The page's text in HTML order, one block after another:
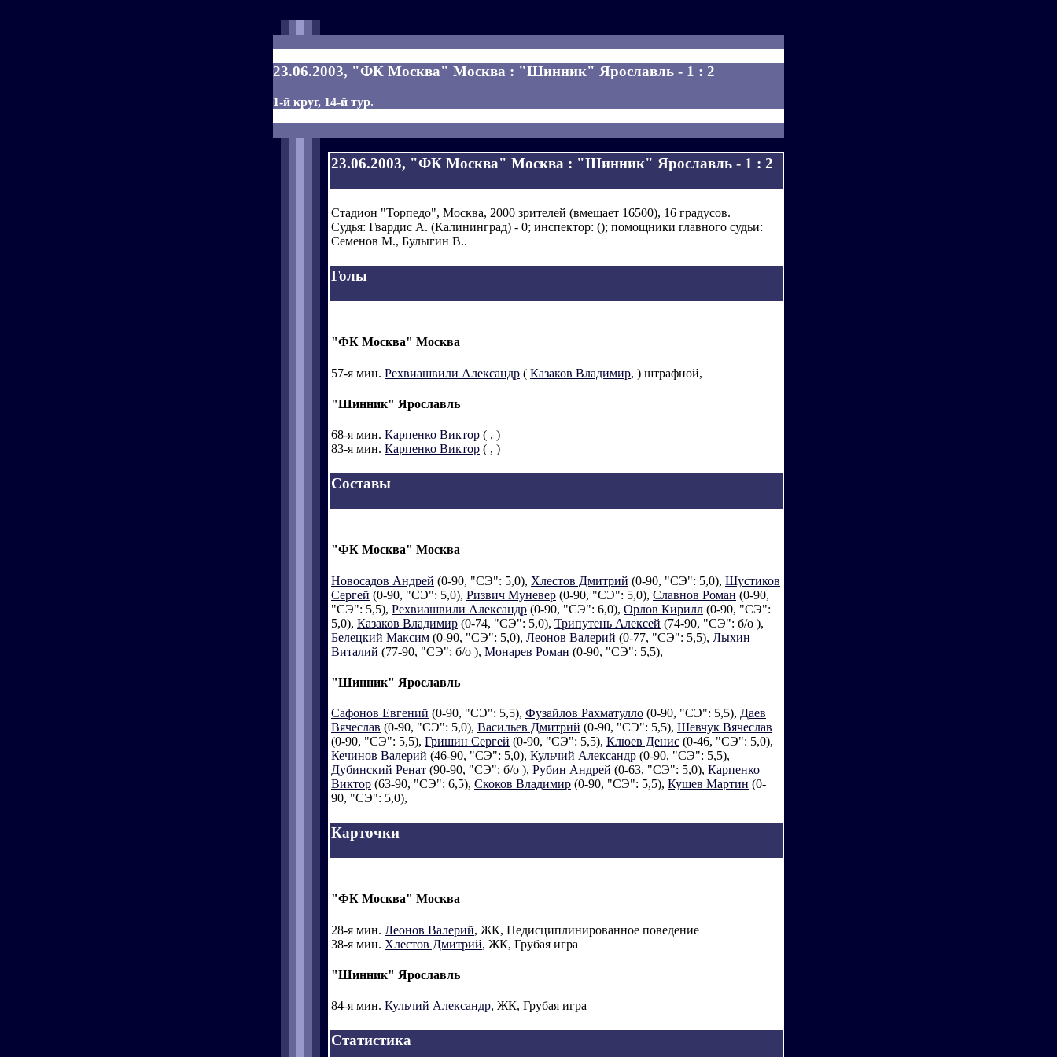
23.06.2003, "ФК Москва" Москва : "Шинник" Ярославль - 1 : 2
1-й круг, 14-й тур.
23.06.2003, "ФК Москва" Москва : "Шинник" Ярославль - 1 : 2
Стадион "Торпедо", Москва, 2000 зрителей (вмещает 16500), 16 градусов.
Судья: Гвардис А. (Калининград) - 0; инспектор: (); помощники главного судьи:
Семенов М., Булыгин В..
Голы
"ФК Москва" Москва
57-я мин. Рехвиашвили Александр ( Казаков Владимир, ) штрафной,
"Шинник" Ярославль
68-я мин. Карпенко Виктор ( , )
83-я мин. Карпенко Виктор ( , )
Составы
"ФК Москва" Москва
Новосадов Андрей (0-90, "СЭ": 5,0), Хлестов Дмитрий (0-90, "СЭ": 5,0), Шустиков
Сергей (0-90, "СЭ": 5,0), Ризвич Муневер (0-90, "СЭ": 5,0), Славнов Роман (0-90,
"СЭ": 5,5), Рехвиашвили Александр (0-90, "СЭ": 6,0), Орлов Кирилл (0-90, "СЭ":
5,0), Казаков Владимир (0-74, "СЭ": 5,0), Трипутень Алексей (74-90, "СЭ": б/о ),
Белецкий Максим (0-90, "СЭ": 5,0), Леонов Валерий (0-77, "СЭ": 5,5), Лыхин
Виталий (77-90, "СЭ": б/о ), Монарев Роман (0-90, "СЭ": 5,5),
"Шинник" Ярославль
Сафонов Евгений (0-90, "СЭ": 5,5), Фузайлов Рахматулло (0-90, "СЭ": 5,5), Даев
Вячеслав (0-90, "СЭ": 5,0), Васильев Дмитрий (0-90, "СЭ": 5,5), Шевчук Вячеслав
(0-90, "СЭ": 5,5), Гришин Сергей (0-90, "СЭ": 5,5), Клюев Денис (0-46, "СЭ": 5,0),
Кечинов Валерий (46-90, "СЭ": 5,0), Кульчий Александр (0-90, "СЭ": 5,5),
Дубинский Ренат (90-90, "СЭ": б/о ), Рубин Андрей (0-63, "СЭ": 5,0), Карпенко
Виктор (63-90, "СЭ": 6,5), Скоков Владимир (0-90, "СЭ": 5,5), Кушев Мартин (0-
90, "СЭ": 5,0),
Карточки
"ФК Москва" Москва
28-я мин. Леонов Валерий, ЖК, Недисциплинированное поведение
38-я мин. Хлестов Дмитрий, ЖК, Грубая игра
"Шинник" Ярославль
84-я мин. Кульчий Александр, ЖК, Грубая игра
Статистика